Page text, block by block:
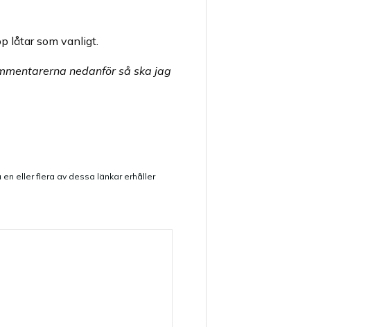
låtar som vanligt.
nedanför så ska jag
eller flera av dessa länkar erhåller